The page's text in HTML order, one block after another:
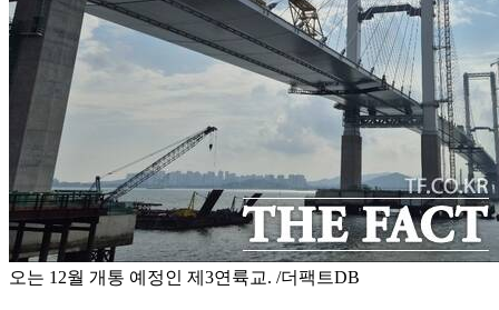
오는 12월 개통 예정인 제3연륙교. /더팩트DB